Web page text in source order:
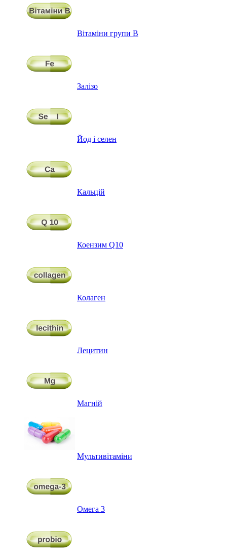
Вітаміни групи В
Залізо
Йод і селен
Кальцій
Коензим Q10
Колаген
Лецитин
Магній
Мультивітаміни
Омега 3